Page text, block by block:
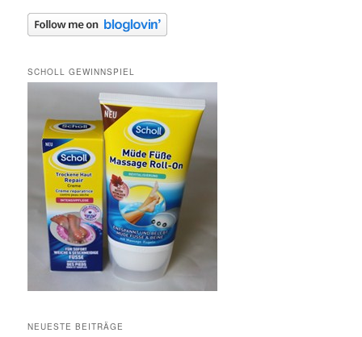
SCHOLL GEWINNSPIEL
NEUESTE BEITRÄGE